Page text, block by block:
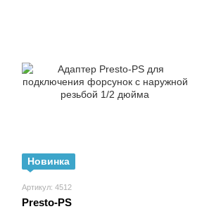
Новинка
Артикул: 4512
Presto-PS